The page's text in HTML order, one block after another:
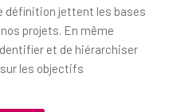
définition jettent les bases
projets. En même
et de hiérarchiser
les objectifs